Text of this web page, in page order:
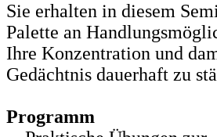
Sie erhalten in diesem
Palette an
Ihre Konzentration und
Gedächtnis dauerhaft zu
Programm